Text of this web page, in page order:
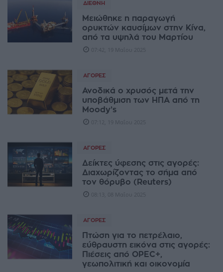
ΔΙΕΘΝΉ
Μειώθηκε η παραγωγή
ορυκτών καυσίμων στην Κίνα,
από τα υψηλά του Μαρτίου
07:42, 19 Μαΐου 2025
ΑΓΟΡΈΣ
Ανοδικά ο χρυσός μετά την
υποβάθμιση των ΗΠΑ από τη
Moody’s
07:12, 19 Μαΐου 2025
ΑΓΟΡΈΣ
Δείκτες ύφεσης στις αγορές:
Διαχωρίζοντας το σήμα από
τον θόρυβο (Reuters)
08:13, 08 Μαΐου 2025
ΑΓΟΡΈΣ
Πτώση για το πετρέλαιο,
εύθραυστη εικόνα στις αγορές:
Πιέσεις από OPEC+,
γεωπολιτική και οικονομία